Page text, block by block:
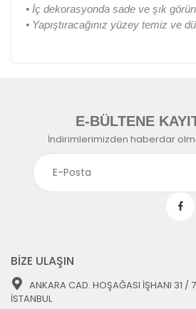
• İç dekorasyonda sade ve şık
• Yapıştıracağınız yüzey temiz ve
E-BÜLTENE
İndirimlerimizden haberdar
BİZE ULAŞIN
ANKARA CAD. HOŞAĞASI İŞHANI 31 /
İSTANBUL